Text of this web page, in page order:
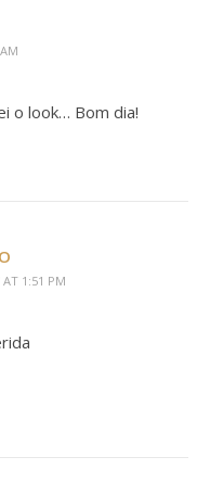
o look… Bom dia!
AT 1:51 PM